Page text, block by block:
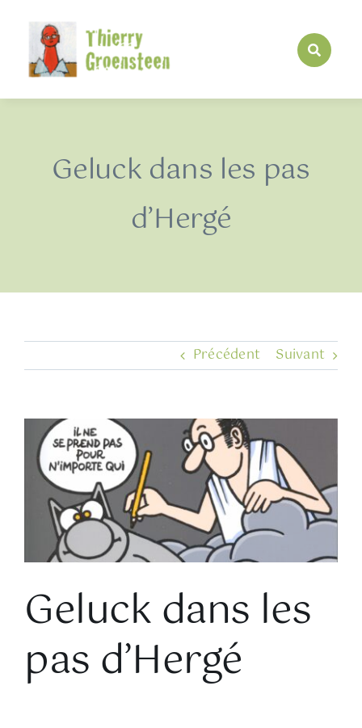
contenu
Geluck dans les pas
d’Hergé
Précédent Suivant
Voir
l'image
agrandie
Geluck dans les
pas d’Hergé